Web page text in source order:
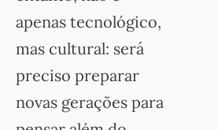
apenas tecnológico,
mas cultural: será
preciso preparar
novas gerações para